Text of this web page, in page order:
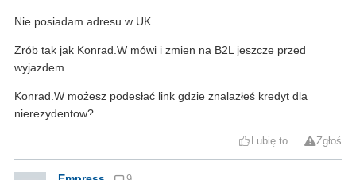
Nie posiadam adresu w UK .
Zrób tak jak Konrad.W mówi i zmien na B2L jeszcze przed
wyjazdem.
Konrad.W możesz podesłać link gdzie znalazłeś kredyt dla
nierezydentow?
Lubię to Zgłoś